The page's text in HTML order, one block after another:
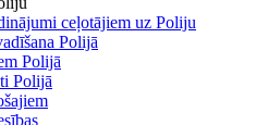
ceļotājiem uz Poliju
Polijā
Polijā
Polijā